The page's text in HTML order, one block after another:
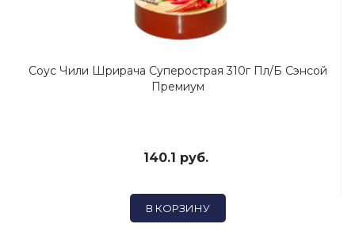
Соус Чили Шрирача Суперострая 310г Пл/б Сэнсой
Премиум
140.1 руб.
В КОРЗИНУ